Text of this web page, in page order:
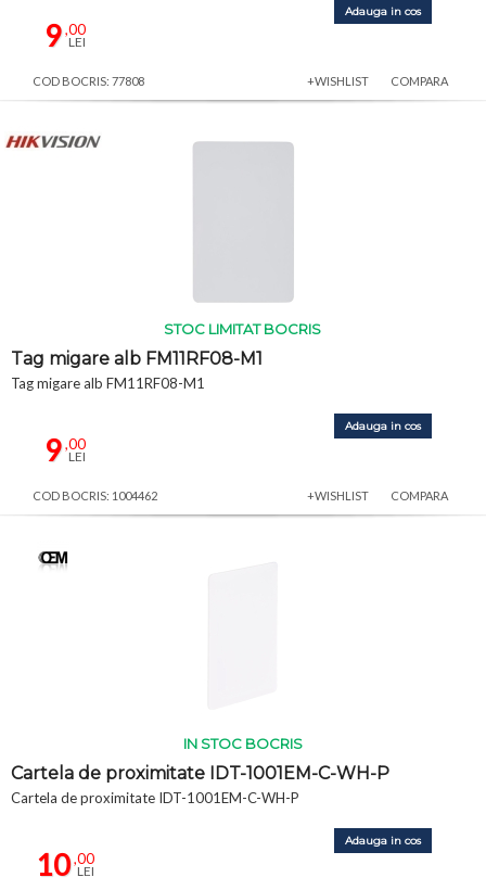
9,00
LEI
Adauga in cos
COD BOCRIS: 77808 +WISHLIST COMPARA
STOC LIMITAT BOCRIS
Tag migare alb FM11RF08-M1
Tag migare alb FM11RF08-M1
9,00
LEI
Adauga in cos
COD BOCRIS: 1004462 +WISHLIST COMPARA
IN STOC BOCRIS
Cartela de proximitate IDT-1001EM-C-WH-P
Cartela de proximitate IDT-1001EM-C-WH-P
10,00
LEI
Adauga in cos